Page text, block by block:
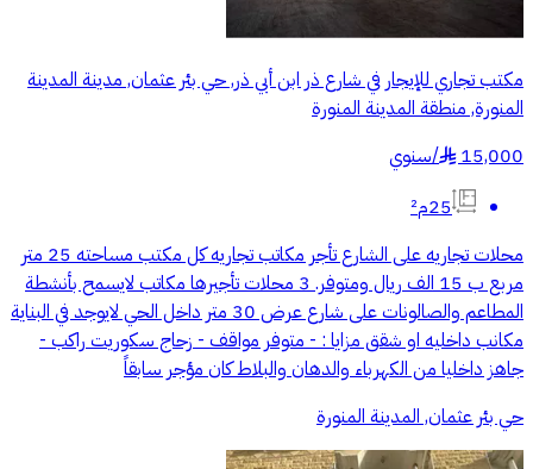
مكتب تجاري للإيجار في شارع ذر ابن أبي ذر, حي بئر عثمان, مدينة المدينة
المنورة, منطقة المدينة المنورة
15,000
§
/سنوي
25م²
محلات تجاريه على الشارع تأجر مكاتب تجاريه كل مكتب مساحته 25 متر
مربع ب 15 الف ريال ومتوفر. 3 محلات تأجيرها مكاتب لايسمح بأنشطة
المطاعم والصالونات على شارع عرض 30 متر داخل الحي لايوجد في البناية
مكانب داخليه او شقق مزايا : - متوفر مواقف - زحاج سكوريت راكب -
جاهز داخليا من الكهرباء والدهان والبلاط كان مؤجر سابقاً
حي بئر عثمان, المدينة المنورة